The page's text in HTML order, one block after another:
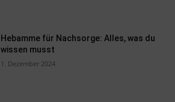
Hebamme für Nachsorge: Alles, was du
wissen musst
1. Dezember 2024